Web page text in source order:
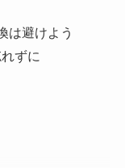
は避けよう
ずに